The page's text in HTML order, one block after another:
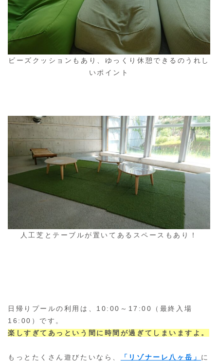
ビーズクッションもあり、ゆっくり休憩できるのうれし
いポイント
人工芝とテーブルが置いてあるスペースもあり！
日帰りプールの利用は、10:00～17:00（最終入場
16:00）です。
楽しすぎてあっという間に時間が過ぎてしまいますよ。
もっとたくさん遊びたいなら、 「リゾナーレ八ヶ岳」 に